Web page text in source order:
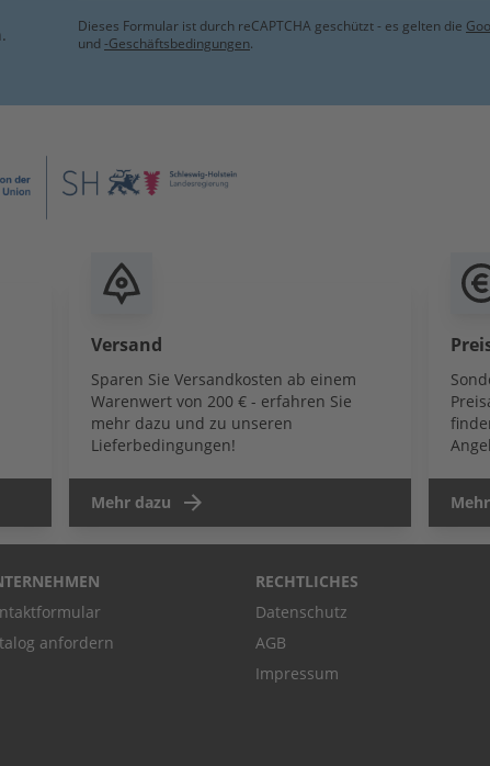
Dieses Formular ist durch reCAPTCHA geschützt - es gelten die
und -Geschäftsbedingungen.
Versand
Sparen Sie Versandkosten ab einem
Warenwert von 200 € - erfahren Sie
mehr dazu und zu unseren
Lieferbedingungen!
Mehr dazu
anfordern
RECHTLICHES
Datenschutz
AGB
Impressum